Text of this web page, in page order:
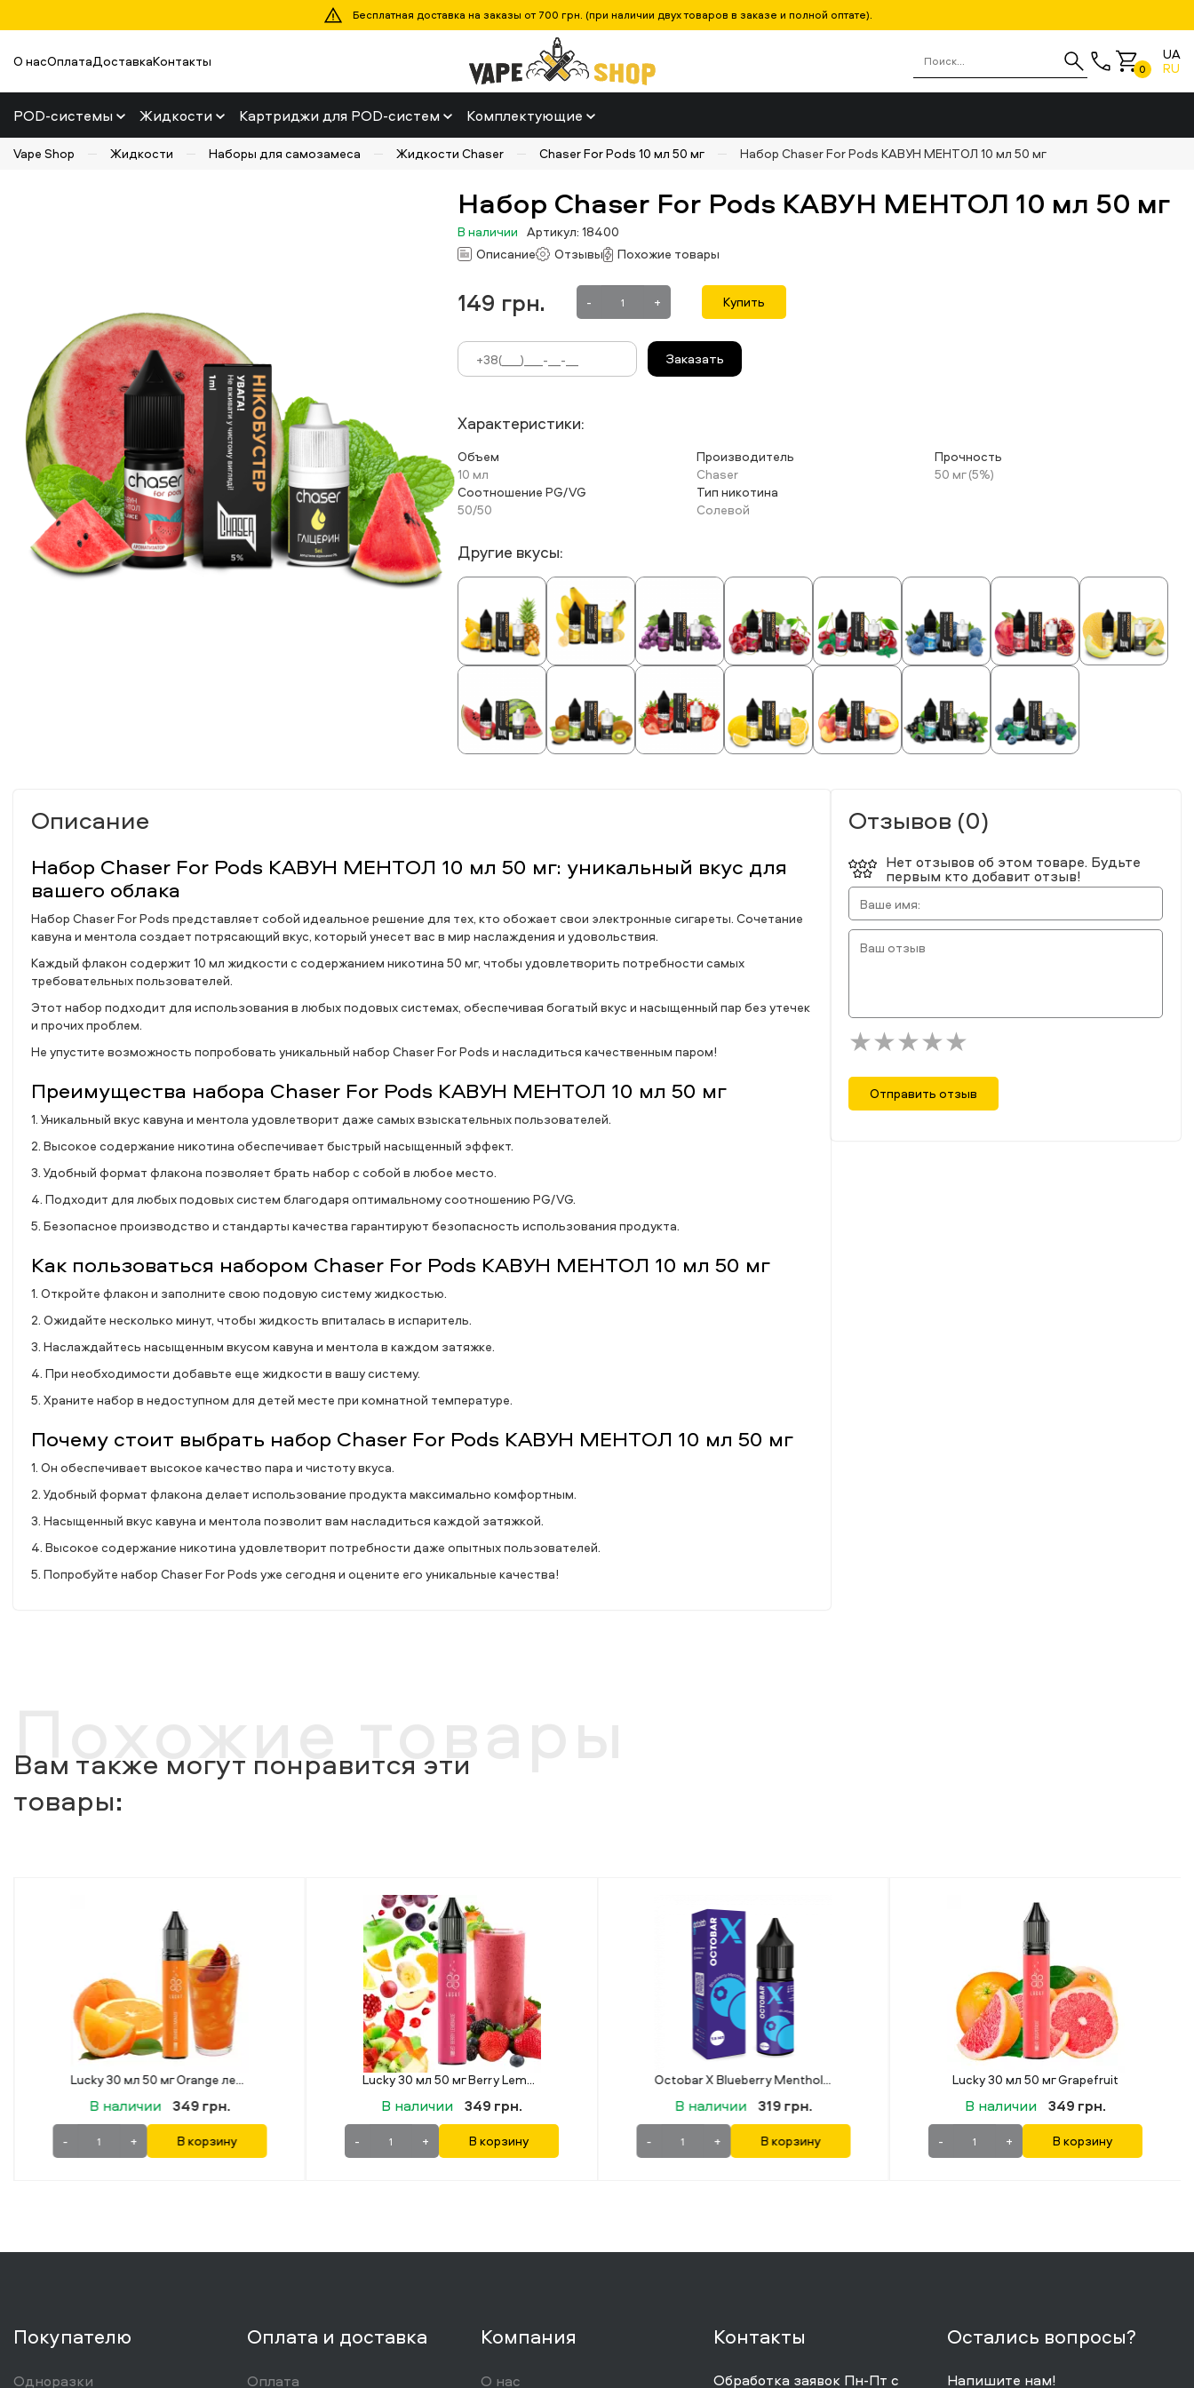
Бесплатная доставка на заказы от 700 грн. (при наличии двух товаров в заказе и полной оптате).
О насОплатаДоставкаКонтакты 0
UA
RU
POD-системы Жидкости Картриджи для POD-систем Комплектующие
Vape Shop Жидкости Наборы для самозамеса Жидкости Chaser Chaser For Pods 10 мл 50 мг Набор Chaser For Pods КАВУН МЕНТОЛ 10 мл 50 мг
Набор Chaser For Pods КАВУН МЕНТОЛ 10 мл 50 мг
В наличии Артикул: 18400
Описание
Отзывы Похожие товары
149 грн. - + Купить
Заказать
Характеристики:
Объем
10 мл
Производитель
Chaser
Прочность
50 мг (5%)
Соотношение PG/VG
50/50
Тип никотина
Солевой
Другие вкусы:
Описание
Набор Chaser For Pods КАВУН МЕНТОЛ 10 мл 50 мг: уникальный вкус для
вашего облака
Набор Chaser For Pods представляет собой идеальное решение для тех, кто обожает свои электронные сигареты. Сочетание
кавуна и ментола создает потрясающий вкус, который унесет вас в мир наслаждения и удовольствия.
Каждый флакон содержит 10 мл жидкости с содержанием никотина 50 мг, чтобы удовлетворить потребности самых
требовательных пользователей.
Этот набор подходит для использования в любых подовых системах, обеспечивая богатый вкус и насыщенный пар без утечек
и прочих проблем.
Не упустите возможность попробовать уникальный набор Chaser For Pods и насладиться качественным паром!
Преимущества набора Chaser For Pods КАВУН МЕНТОЛ 10 мл 50 мг
1. Уникальный вкус кавуна и ментола удовлетворит даже самых взыскательных пользователей.
2. Высокое содержание никотина обеспечивает быстрый насыщенный эффект.
3. Удобный формат флакона позволяет брать набор с собой в любое место.
4. Подходит для любых подовых систем благодаря оптимальному соотношению PG/VG.
5. Безопасное производство и стандарты качества гарантируют безопасность использования продукта.
Как пользоваться набором Chaser For Pods КАВУН МЕНТОЛ 10 мл 50 мг
1. Откройте флакон и заполните свою подовую систему жидкостью.
2. Ожидайте несколько минут, чтобы жидкость впиталась в испаритель.
3. Наслаждайтесь насыщенным вкусом кавуна и ментола в каждом затяжке.
4. При необходимости добавьте еще жидкости в вашу систему.
5. Храните набор в недоступном для детей месте при комнатной температуре.
Почему стоит выбрать набор Chaser For Pods КАВУН МЕНТОЛ 10 мл 50 мг
1. Он обеспечивает высокое качество пара и чистоту вкуса.
2. Удобный формат флакона делает использование продукта максимально комфортным.
3. Насыщенный вкус кавуна и ментола позволит вам насладиться каждой затяжкой.
4. Высокое содержание никотина удовлетворит потребности даже опытных пользователей.
5. Попробуйте набор Chaser For Pods уже сегодня и оцените его уникальные качества!
Отзывов (0)
Нет отзывов об этом товаре. Будьте
первым кто добавит отзыв!
Отправить отзыв
Похожие товары
Вам также могут понравится эти
товары:
В наличии 349 грн.
- В корзину
В наличии 319 грн.
- В корзину
Lucky 30 мл 50 мг Grapefruit
В наличии 349 грн.
- В корзину
В наличии 499 грн.
- В корзину
Покупателю
Одноразки
Оплата и доставка
Оплата
Компания
О нас
Контакты
Обработка заявок Пн-Пт с
Остались вопросы?
Напишите нам!